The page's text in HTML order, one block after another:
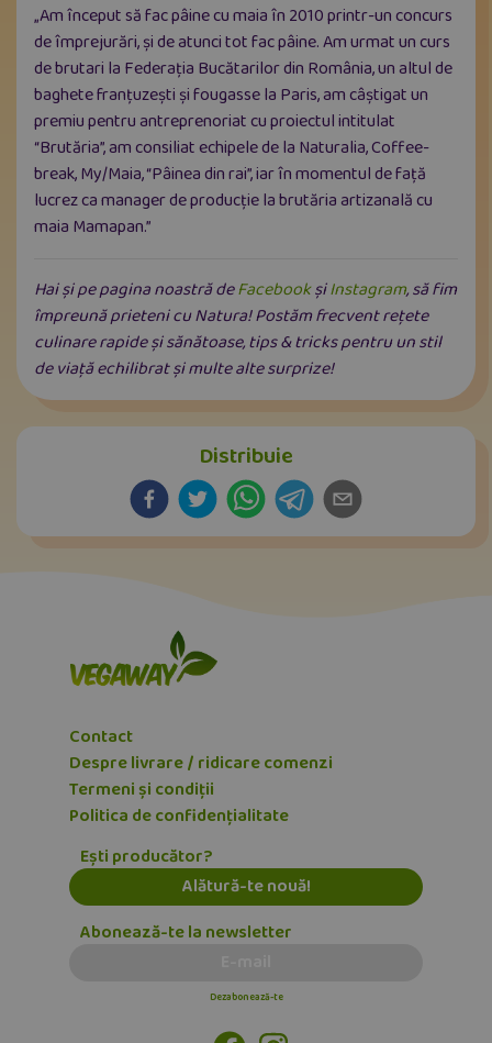
„Am început să fac pâine cu maia în 2010 printr-un concurs
de împrejurări, şi de atunci tot fac pâine. Am urmat un curs
de brutari la Federaţia Bucătarilor din România, un altul de
baghete franțuzești și fougasse la Paris, am câştigat un
premiu pentru antreprenoriat cu proiectul intitulat
“Brutăria”, am consiliat echipele de la Naturalia, Coffee-
break, My/Maia, “Pâinea din rai”, iar în momentul de față
lucrez ca manager de producție la brutăria artizanală cu
maia Mamapan.”
Hai și pe pagina noastră deFacebookșiInstagram, să fim
împreună prieteni cu Natura! Postăm frecvent rețete
culinare rapide și sănătoase, tips & tricks pentru un stil
de viață echilibrat și multe alte surprize!
Distribuie
Contact
Despre livrare / ridicare comenzi
Termeni și condiții
Politica de confidențialitate
Ești producător?
Alătură-te nouă!
Abonează-te la newsletter
Dezabonează-te